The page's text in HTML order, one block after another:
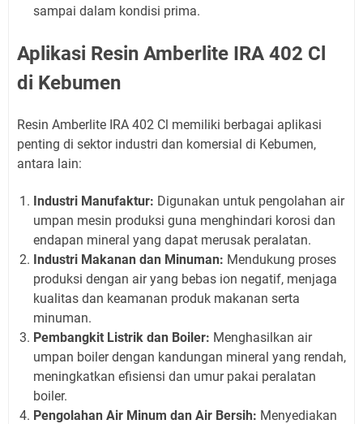
sampai dalam kondisi prima.
Aplikasi Resin Amberlite IRA 402 Cl
di Kebumen
Resin Amberlite IRA 402 Cl memiliki berbagai aplikasi
penting di sektor industri dan komersial di Kebumen,
antara lain:
Industri Manufaktur: Digunakan untuk pengolahan air
umpan mesin produksi guna menghindari korosi dan
endapan mineral yang dapat merusak peralatan.
Industri Makanan dan Minuman: Mendukung proses
produksi dengan air yang bebas ion negatif, menjaga
kualitas dan keamanan produk makanan serta
minuman.
Pembangkit Listrik dan Boiler: Menghasilkan air
umpan boiler dengan kandungan mineral yang rendah,
meningkatkan efisiensi dan umur pakai peralatan
boiler.
Pengolahan Air Minum dan Air Bersih: Menyediakan